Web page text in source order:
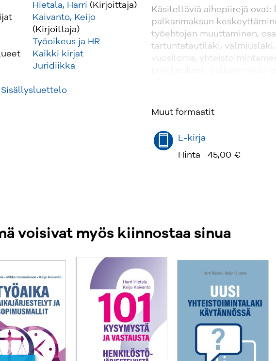
Hietala, Harri (Kirjoittaja)
Kaivanto, Keijo
(Kirjoittaja)
Työoikeus ja HR
Kaikki kirjat
Juridiikka
Käsiteltäviä aihepiirejä ovat:
palkanmaksun
työehtojen muuttaminen,
tartuntatautilaki,
vuosiloma,
muutokset ja muutostilanteet.
Sisällysluettelo
Muut formaatit
E-kirja
Hinta
45,00 €
voisivat myös kiinnostaa sinua